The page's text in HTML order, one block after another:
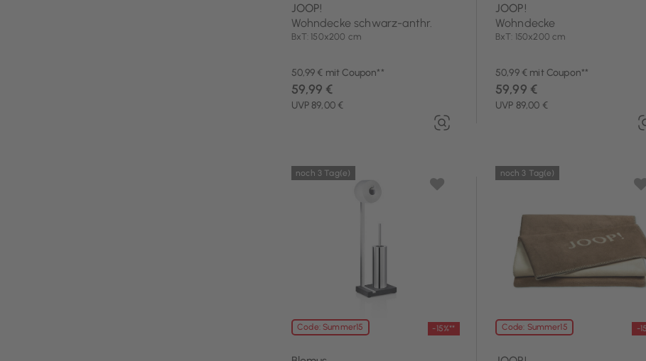
JOOP!
Wohndecke schwarz-anthr.
BxT: 150x200 cm
50,99 € mit Coupon**
UVP 89,00 €
59,99 €
JOOP!
Wohndecke
BxT: 150x200 cm
50,99 € mit Coupon**
UVP 89,00 €
59,99 €
Code: Summer15 -15%**
noch 3 Tag(e)
Code: Summer15 -
noch 3 Tag(e)